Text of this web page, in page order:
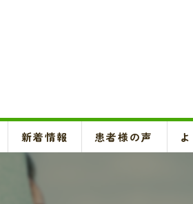
骨盤矯正、O脚矯正
新着情報 患者様の声